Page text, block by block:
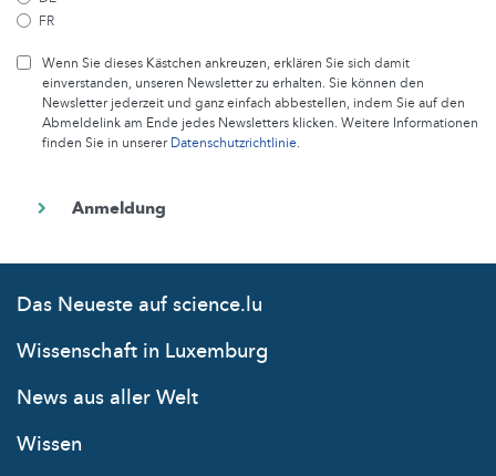
FR
Wenn Sie dieses Kästchen ankreuzen, erklären Sie sich damit
einverstanden, unseren Newsletter zu erhalten. Sie können den
Newsletter jederzeit und ganz einfach abbestellen, indem Sie auf den
Abmeldelink am Ende jedes Newsletters klicken. Weitere Informationen
finden Sie in unsererDatenschutzrichtlinie.
Das Neueste auf science.lu
Wissenschaft in Luxemburg
News aus aller Welt
Wissen